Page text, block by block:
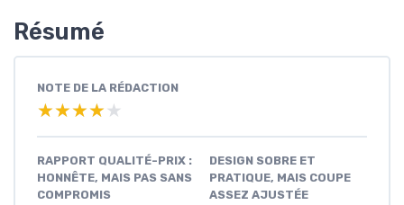
Résumé
NOTE DE LA RÉDACTION
★★★★★
★★★★★
RAPPORT QUALITÉ-PRIX :
HONNÊTE, MAIS PAS SANS
COMPROMIS
DESIGN SOBRE ET
PRATIQUE, MAIS COUPE
ASSEZ AJUSTÉE